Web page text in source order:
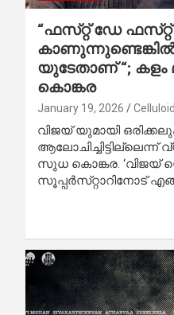
“ഫസ്‌റ്റ് ഡേ
യുടേതാണ് “; കളം
കൊങ്കര
January 19, 2026
വിജയ് യുമായി
ആലോചിച്ചിട്ടില്ലെന്ന്
സുധ കൊങ്കര. ‘വിജയ്
സൂപ്പർസ്‌റ്റാറിനോട്